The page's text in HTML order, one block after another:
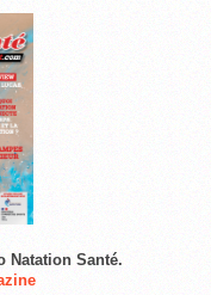
Natation Santé.